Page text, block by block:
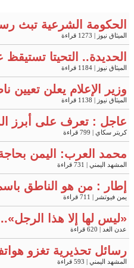
الحكومة الشرعية تبث
الميثاق نيوز | 1273 قراءة
الحديدة.. التحيتا
الميثاق نيوز | 1184 قراءة
وزير الإعلام يعلن
الميثاق نيوز | 1138 قراءة
عاجل : تعرف على أبرز
كريتر سكاي | 799 قراءة
محمد العرب: اليمن
المشهد اليمني | 731 قراءة
إطار : من هو الناطق
يمن فيوتشر | 711 قراءة
«ليس لها إلا هذا
عدن الغد | 620 قراءة
رسائل تحذيرية تغزو
المشهد اليمني | 593 قراءة